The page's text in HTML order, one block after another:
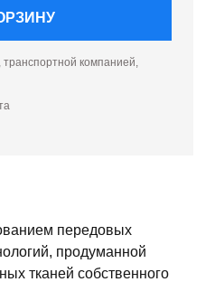
транспортной компанией,
передовых
продуманной
тканей собственного